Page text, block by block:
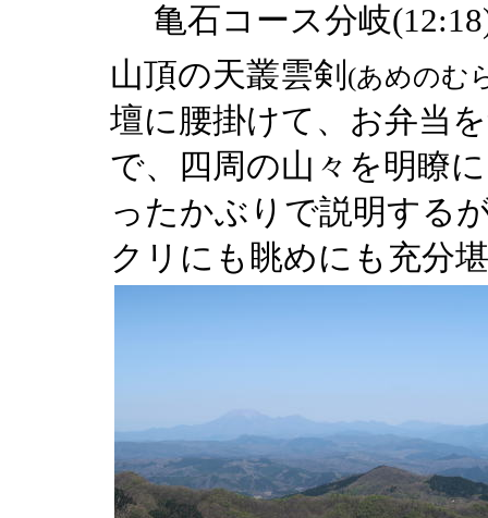
亀石コース分岐
山頂の天叢雲剣 (あめのむ
壇に腰掛けて、お弁当
で、四周の山々を明瞭
ったかぶりで説明する
クリにも眺めにも充分